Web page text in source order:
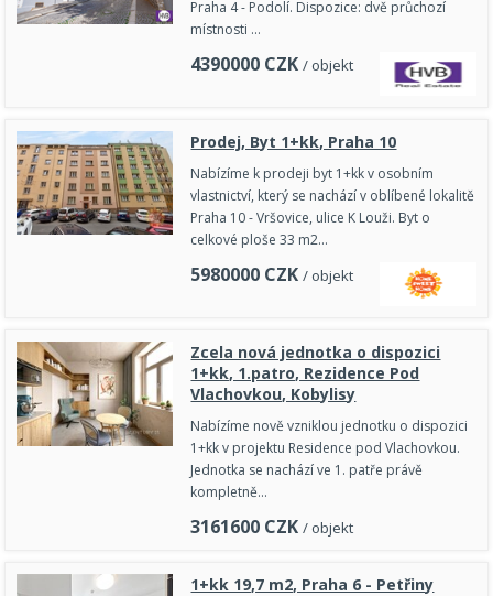
Praha 4 - Podolí. Dispozice: dvě průchozí
místnosti …
4390000 CZK / objekt
Prodej, Byt 1+kk, Praha 10
Nabízíme k prodeji byt 1+kk v osobním
vlastnictví, který se nachází v oblíbené lokalitě
Praha 10 - Vršovice, ulice K Louži. Byt o
celkové ploše 33 m2…
5980000 CZK / objekt
Zcela nová jednotka o dispozici
1+kk, 1.patro, Rezidence Pod
Vlachovkou, Kobylisy
Nabízíme nově vzniklou jednotku o dispozici
1+kk v projektu Residence pod Vlachovkou.
Jednotka se nachází ve 1. patře právě
kompletně…
3161600 CZK / objekt
1+kk 19,7 m2, Praha 6 - Petřiny